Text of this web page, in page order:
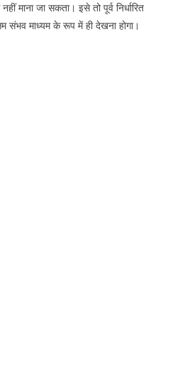
माना जा सकता। इसे तो पूर्व निर्धारित
संभव माध्यम के रूप में ही देखना होगा।